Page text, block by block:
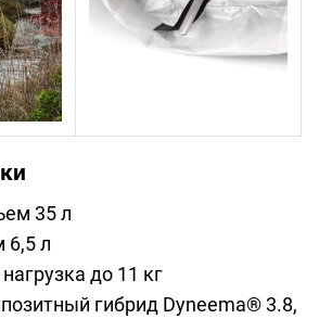
35 л
6,5 л
до 11 кг
гибрид Dyneema® 3.8,